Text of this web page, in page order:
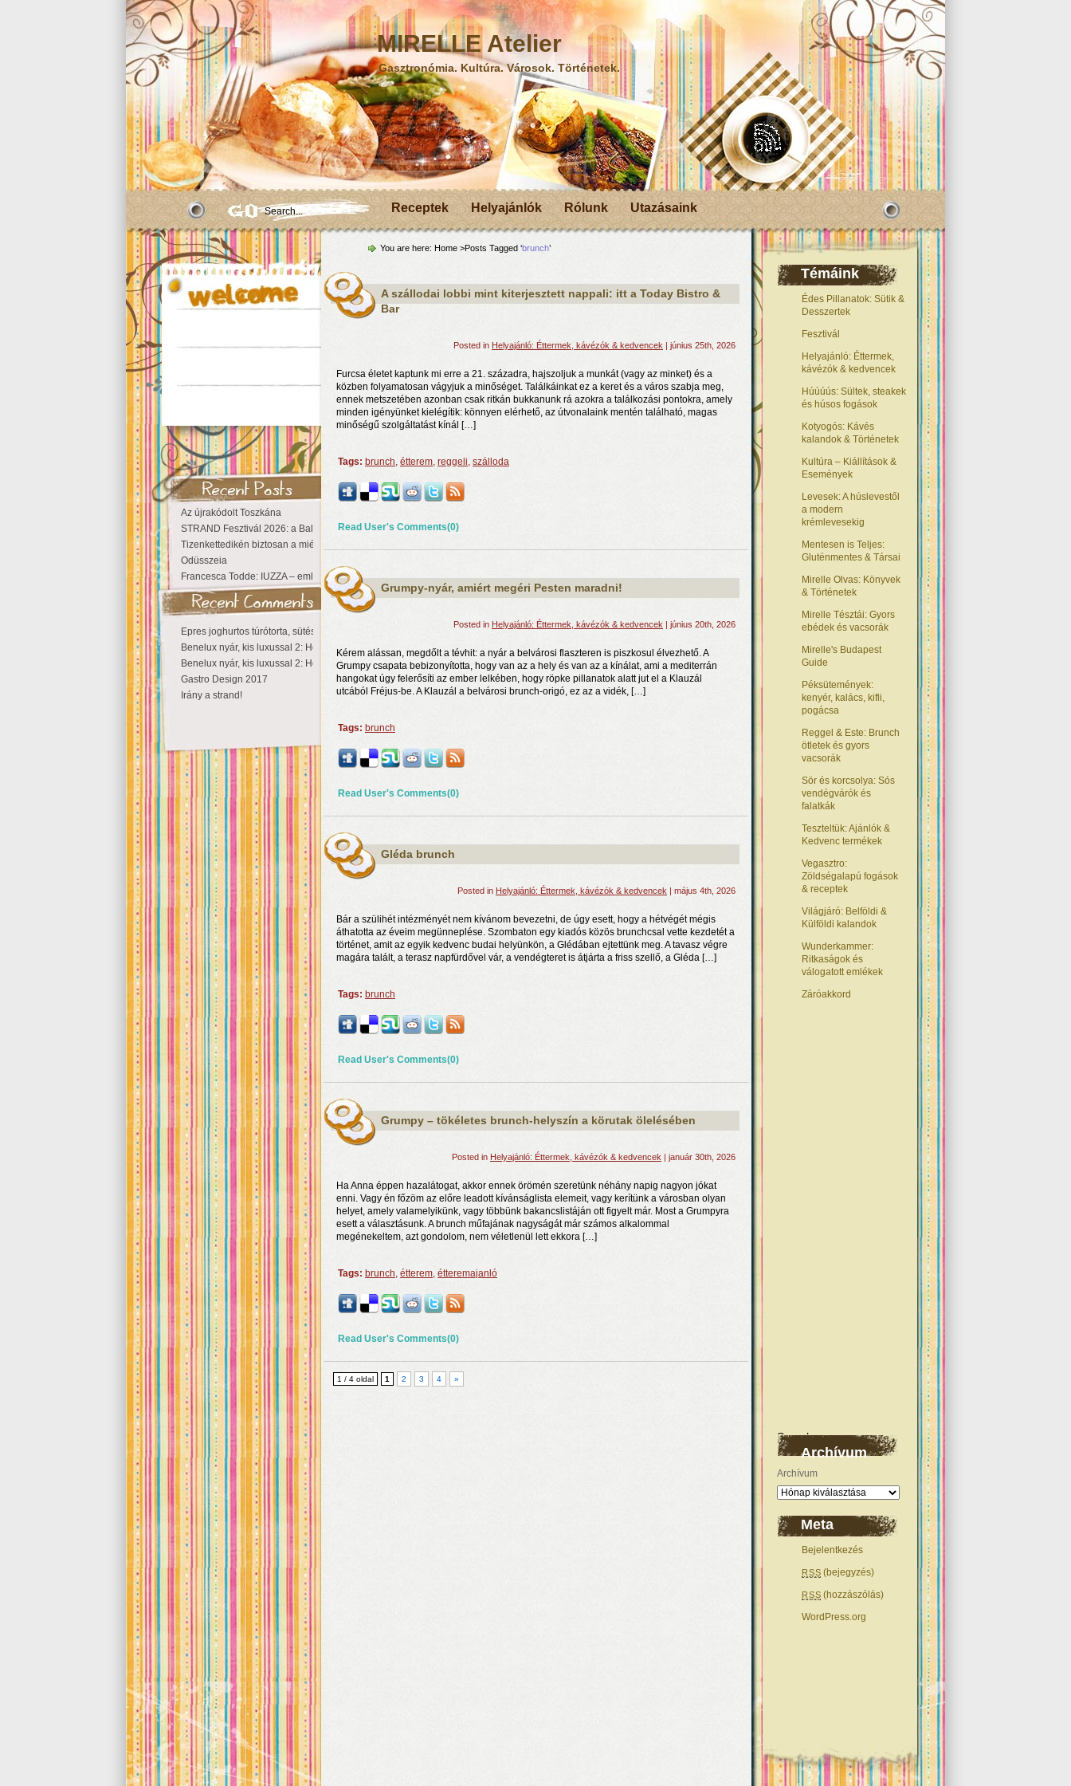
MIRELLE Atelier
Gasztronómia. Kultúra. Városok. Történetek.
Receptek Helyajánlók Rólunk Utazásaink
Az újrakódolt Toszkána
STRAND Fesztivál 2026: a Balaton partján a nyár még tart!
Tizenkettedikén biztosan a miénk a Sziget!
Odüsszeia
Francesca Todde: IUZZA – emlékezet, táj és irodalom találkozása a Mai Manó Házban
Epres joghurtos túrótorta, sütés nélkül
Benelux nyár, kis luxussal 2: Hollandia
Benelux nyár, kis luxussal 2: Hollandia
Gastro Design 2017
Irány a strand!
Témáink
Édes Pillanatok: Sütik &
Desszertek
Fesztivál
Helyajánló: Éttermek,
kávézók & kedvencek
Húúúús: Sültek, steakek
és húsos fogások
Kotyogós: Kávés
kalandok & Történetek
Kultúra – Kiállítások &
Események
Levesek: A húslevestől
a modern
krémlevesekig
Mentesen is Teljes:
Gluténmentes & Társai
Mirelle Olvas: Könyvek
& Történetek
Mirelle Tésztái: Gyors
ebédek és vacsorák
Mirelle's Budapest
Guide
Péksütemények:
kenyér, kalács, kifli,
pogácsa
Reggel & Este: Brunch
ötletek és gyors
vacsorák
Sör és korcsolya: Sós
vendégvárók és
falatkák
Teszteltük: Ajánlók &
Kedvenc termékek
Vegasztro:
Zöldségalapú fogások
& receptek
Világjáró: Belföldi &
Külföldi kalandok
Wunderkammer:
Ritkaságok és
válogatott emlékek
Záróakkord
Archívum
Archívum
Meta
Bejelentkezés
RSS (bejegyzés)
RSS (hozzászólás)
WordPress.org
You are here: Home >Posts Tagged ‘brunch’
A szállodai lobbi mint kiterjesztett nappali: itt a Today Bistro &
Bar
Posted in Helyajánló: Éttermek, kávézók & kedvencek | június 25th, 2026
Furcsa életet kaptunk mi erre a 21. századra, hajszoljuk a munkát (vagy az minket) és a
közben folyamatosan vágyjuk a minőséget. Találkáinkat ez a keret és a város szabja meg,
ennek metszetében azonban csak ritkán bukkanunk rá azokra a találkozási pontokra, amely
minden igényünket kielégítik: könnyen elérhető, az útvonalaink mentén található, magas
minőségű szolgáltatást kínál […]
Tags: brunch, étterem, reggeli, szálloda
Read User's Comments(0)
Grumpy-nyár, amiért megéri Pesten maradni!
Posted in Helyajánló: Éttermek, kávézók & kedvencek | június 20th, 2026
Kérem alássan, megdőlt a tévhit: a nyár a belvárosi flaszteren is piszkosul élvezhető. A
Grumpy csapata bebizonyította, hogy van az a hely és van az a kínálat, ami a mediterrán
hangokat úgy felerősíti az ember lelkében, hogy röpke pillanatok alatt jut el a Klauzál
utcából Fréjus-be. A Klauzál a belvárosi brunch-origó, ez az a vidék, […]
Tags: brunch
Read User's Comments(0)
Gléda brunch
Posted in Helyajánló: Éttermek, kávézók & kedvencek | május 4th, 2026
Bár a szülihét intézményét nem kívánom bevezetni, de úgy esett, hogy a hétvégét mégis
áthatotta az éveim megünneplése. Szombaton egy kiadós közös brunchcsal vette kezdetét a
történet, amit az egyik kedvenc budai helyünkön, a Glédában ejtettünk meg. A tavasz végre
magára talált, a terasz napfürdővel vár, a vendégteret is átjárta a friss szellő, a Gléda […]
Tags: brunch
Read User's Comments(0)
Grumpy – tökéletes brunch-helyszín a körutak ölelésében
Posted in Helyajánló: Éttermek, kávézók & kedvencek | január 30th, 2026
Ha Anna éppen hazalátogat, akkor ennek örömén szeretünk néhány napig nagyon jókat
enni. Vagy én főzöm az előre leadott kívánságlista elemeit, vagy kerítünk a városban olyan
helyet, amely valamelyikünk, vagy többünk bakancslistáján ott figyelt már. Most a Grumpyra
esett a választásunk. A brunch műfajának nagyságát már számos alkalommal
megénekeltem, azt gondolom, nem véletlenül lett ekkora […]
Tags: brunch, étterem, étteremajanló
Read User's Comments(0)
1 / 4 oldal 1 2 3 4 »